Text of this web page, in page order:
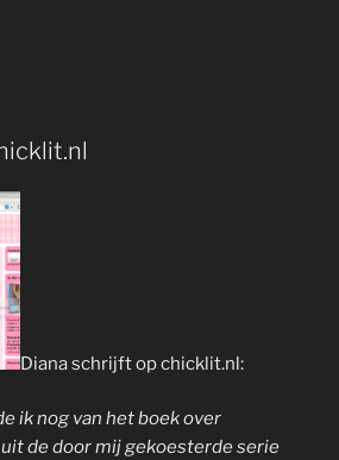
Diana schrijft op chicklit.nl:
ik nog van het boek over
de door mij gekoesterde serie